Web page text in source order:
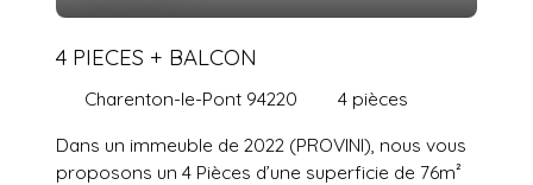
4 PIECES + BALCON
Charenton-le-Pont 94220 4 pièces
Dans un immeuble de 2022 (PROVINI), nous vous
proposons un 4 Pièces d’une superficie de 76m²